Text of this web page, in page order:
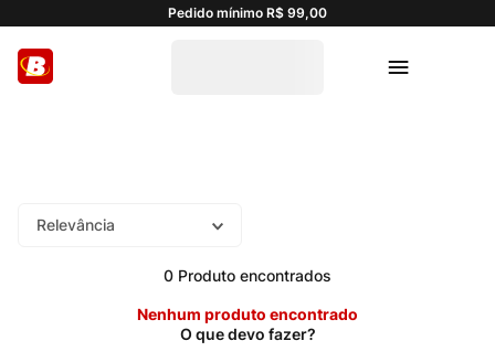
Pedido mínimo R$ 99,00
Relevância
0 Produto
Nenhum produto encontrado